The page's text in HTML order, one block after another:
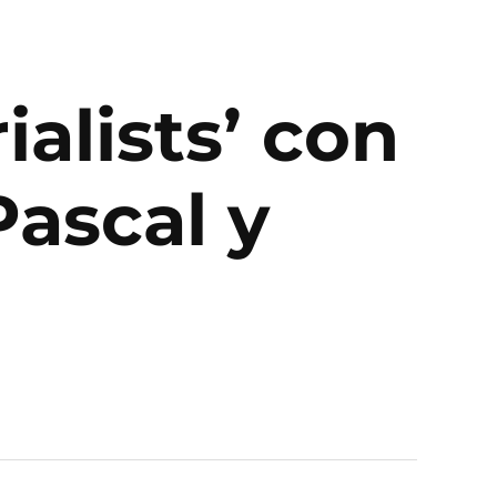
con
y